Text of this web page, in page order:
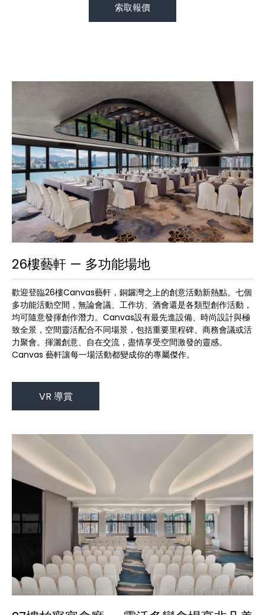
索取報價
26樓藝軒 — 多功能場地
歡迎登臨26樓Canvas藝軒，銅鑼灣之上的創意活動新熱點。七個
多功能活動空間，無論會議、工作坊、酒會還是各類型創作活動，
均可隨意發揮創作潛力。Canvas設有最先進設備、時尚設計與極
致全景，空間靈活配合不同場景，包括重要里程碑、商務會議或活
力聚會。揮灑創意、自在交流，盡情享受空間激發的靈感。
Canvas 藝軒讓每一場活動都變成你的專屬傑作。
VR 導賞